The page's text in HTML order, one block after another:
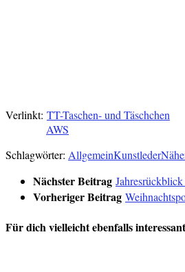
Verlinkt: TT-Taschen- und Täschchen
AWS
Schlagwörter: AllgemeinKunstleder
Nächster Beitrag
Vorheriger Beitrag
Für dich vielleicht ebenfalls